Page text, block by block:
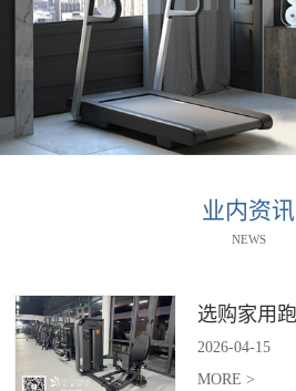
业内资讯
NEWS
2026-04-15
MORE >